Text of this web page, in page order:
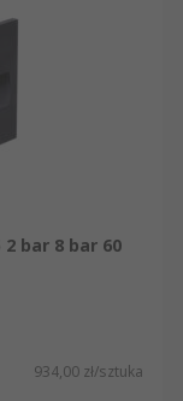
bar 8 bar 60
934,00 zł/sztuka